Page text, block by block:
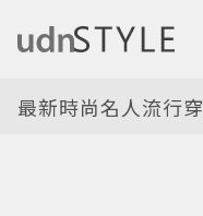
最新時尚名人流行